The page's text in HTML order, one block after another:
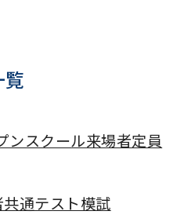
ンスクール来場者定員
通テスト模試